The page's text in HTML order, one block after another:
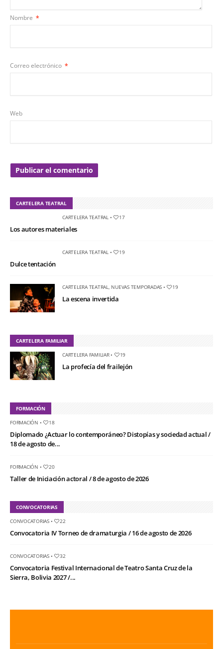
Nombre *
Correo electrónico *
Web
CARTELERA TEATRAL
CARTELERA TEATRAL• 17
Los autores materiales
CARTELERA TEATRAL• 19
Dulce tentación
CARTELERA TEATRAL, NUEVAS TEMPORADAS • 19
La escena invertida
CARTELERA FAMILIAR
CARTELERA FAMILIAR• 19
La profecía del frailejón
FORMACIÓN
FORMACIÓN • 18
Diplomado ¿Actuar lo contemporáneo? Distopías y sociedad actual /
18 de agosto de...
FORMACIÓN • 20
Taller de Iniciación actoral / 8 de agosto de 2026
CONVOCATORIAS
CONVOCATORIAS• 22
Convocatoria IV Torneo de dramaturgia / 16 de agosto de 2026
CONVOCATORIAS• 32
Convocatoria Festival Internacional de Teatro Santa Cruz de la
Sierra, Bolivia 2027 /...